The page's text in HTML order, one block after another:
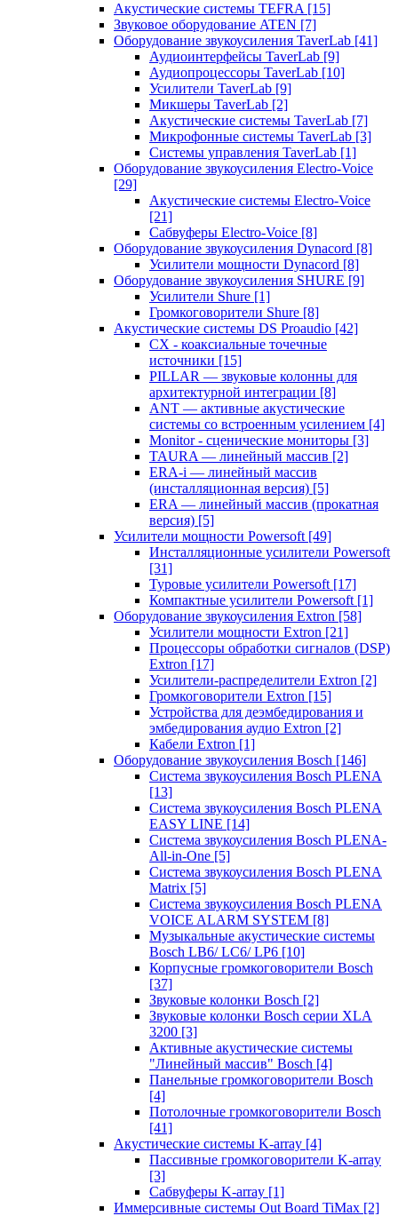
Акустические системы TEFRA [15]
Звуковое оборудование ATEN [7]
Оборудование звукоусиления TaverLab [41]
Аудиоинтерфейсы TaverLab [9]
Аудиопроцессоры TaverLab [10]
Усилители TaverLab [9]
Микшеры TaverLab [2]
Акустические системы TaverLab [7]
Микрофонные системы TaverLab [3]
Системы управления TaverLab [1]
Оборудование звукоусиления Electro-Voice
[29]
Акустические системы Electro-Voice
[21]
Сабвуферы Electro-Voice [8]
Оборудование звукоусиления Dynacord [8]
Усилители мощности Dynacord [8]
Оборудование звукоусиления SHURE [9]
Усилители Shure [1]
Громкоговорители Shure [8]
Акустические системы DS Proaudio [42]
CX - коаксиальные точечные
источники [15]
PILLAR — звуковые колонны для
архитектурной интеграции [8]
ANT — активные акустические
системы со встроенным усилением [4]
Monitor - сценические мониторы [3]
TAURA — линейный массив [2]
ERA-i — линейный массив
(инсталляционная версия) [5]
ERA — линейный массив (прокатная
версия) [5]
Усилители мощности Powersoft [49]
Инсталляционные усилители Powersoft
[31]
Туровые усилители Powersoft [17]
Компактные усилители Powersoft [1]
Оборудование звукоусиления Extron [58]
Усилители мощности Extron [21]
Процессоры обработки сигналов (DSP)
Extron [17]
Усилители-распределители Extron [2]
Громкоговорители Extron [15]
Устройства для деэмбедирования и
эмбедирования аудио Extron [2]
Кабели Extron [1]
Оборудование звукоусиления Bosch [146]
Система звукоусиления Bosch PLENA
[13]
Система звукоусиления Bosch PLENA
EASY LINE [14]
Система звукоусиления Bosch PLENA-
All-in-One [5]
Система звукоусиления Bosch PLENA
Matrix [5]
Система звукоусиления Bosch PLENA
VOICE ALARM SYSTEM [8]
Музыкальные акустические системы
Bosch LB6/ LC6/ LP6 [10]
Корпусные громкоговорители Bosch
[37]
Звуковые колонки Bosch [2]
Звуковые колонки Bosch серии XLA
3200 [3]
Активные акустические системы
"Линейный массив" Bosch [4]
Панельные громкоговорители Bosch
[4]
Потолочные громкоговорители Bosch
[41]
Акустические системы K-array [4]
Пассивные громкоговорители K-array
[3]
Сабвуферы K-array [1]
Иммерсивные системы Out Board TiMax [2]